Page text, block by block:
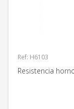
Ref: H6103
Resistencia